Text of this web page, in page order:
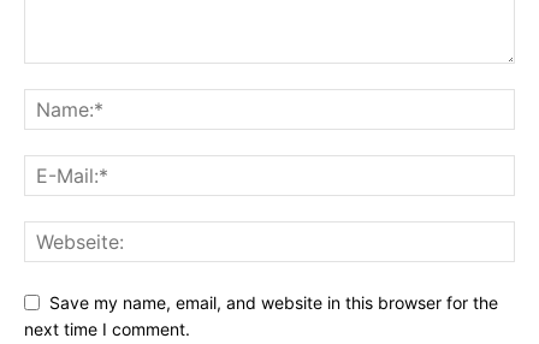
Save my name, email, and website in this browser for the
next time I comment.